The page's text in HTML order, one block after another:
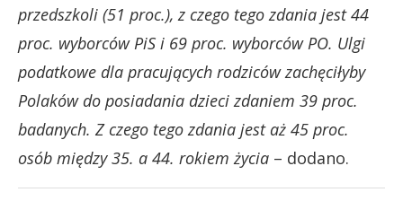
przedszkoli (51 proc.), z czego tego zdania jest 44
proc. wyborców PiS i 69 proc. wyborców PO. Ulgi
podatkowe dla pracujących rodziców zachęciłyby
Polaków do posiadania dzieci zdaniem 39 proc.
badanych. Z czego tego zdania jest aż 45 proc.
osób między 35. a 44. rokiem życia – dodano.